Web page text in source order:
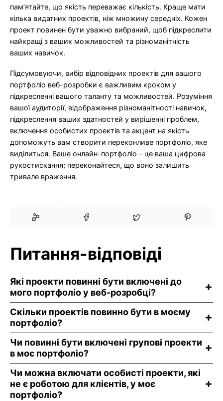
пам’ятайте, що якість переважає кількість. Краще мати
кілька видатних проектів, ніж множину середніх. Кожен
проект повинен бути уважно вибраний, щоб підкреслити
найкращі з ваших можливостей та різноманітність
ваших навичок.
Підсумовуючи, вибір відповідних проектів для вашого
портфоліо веб-розробки є важливим кроком у
підкресленні вашого таланту та можливостей. Розуміння
вашої аудиторії, відображення різноманітності навичок,
підкреслення ваших здатностей у вирішенні проблем,
включення особистих проектів та акцент на якість
допоможуть вам створити переконливе портфоліо, яке
виділиться. Ваше онлайн-портфоліо – це ваша цифрова
рукостискання; переконайтеся, що воно залишить
тривале враження.
Питання-відповіді
Які проекти повинні бути включені до
мого портфоліо у веб-розробці?
Скільки проектів повинно бути в моєму
портфоліо?
Чи повинні бути включені групові проекти
в моє портфоліо?
Чи можна включати особисті проекти, які
не є роботою для клієнтів, у моє
портфоліо?